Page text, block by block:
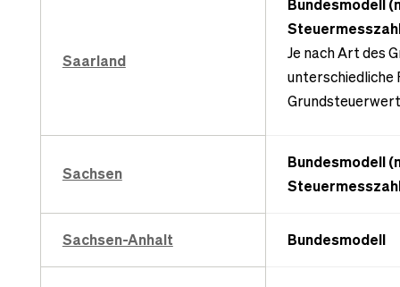
Saarland
Bundesmodell
Je nach Art des
unterschiedliche
Sachsen
Bundesmodell
Sachsen-Anhalt Bundesmodell